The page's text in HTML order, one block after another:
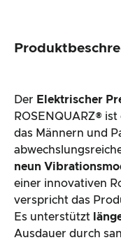
Der Elektrischer
ROSENQUARZ®
das Männern und
neun
einer innovativen
verspricht das
Es unterstützt
Ausdauer durch